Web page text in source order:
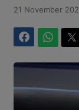
21 November